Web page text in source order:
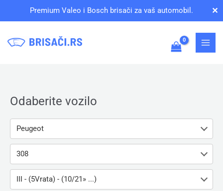
Premium Valeo i Bosch brisači za vaš automobil. ✕
Odaberite vozilo
Peugeot
308
III - (5Vrata) - (10/21» ...)